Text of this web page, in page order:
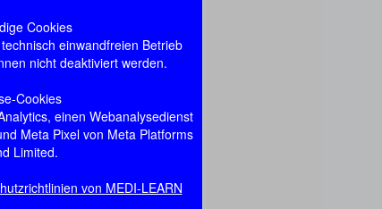
Cookies
einwandfreien Betrieb
nicht deaktiviert werden.
Cookies
einen Webanalysedienst
Meta Pixel von Meta Platforms
Limited.
von MEDI-LEARN